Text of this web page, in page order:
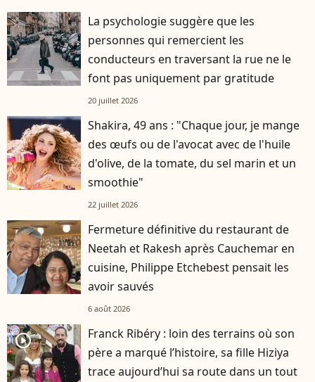
La psychologie suggère que les
personnes qui remercient les
conducteurs en traversant la rue ne le
font pas uniquement par gratitude
20 juillet 2026
Shakira, 49 ans : "Chaque jour, je mange
des œufs ou de l'avocat avec de l'huile
d'olive, de la tomate, du sel marin et un
smoothie"
22 juillet 2026
Fermeture définitive du restaurant de
Neetah et Rakesh après Cauchemar en
cuisine, Philippe Etchebest pensait les
avoir sauvés
6 août 2026
player2
Franck Ribéry : loin des terrains où son
père a marqué l’histoire, sa fille Hiziya
trace aujourd’hui sa route dans un tout